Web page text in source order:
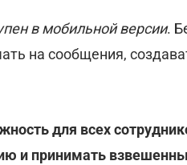
в мобильной версии.
на сообщения,
для всех
и принимать